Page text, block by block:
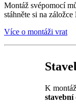
Montáž svépomocí
stáhněte si na záložce
Více o montáži vrat
K
stavební